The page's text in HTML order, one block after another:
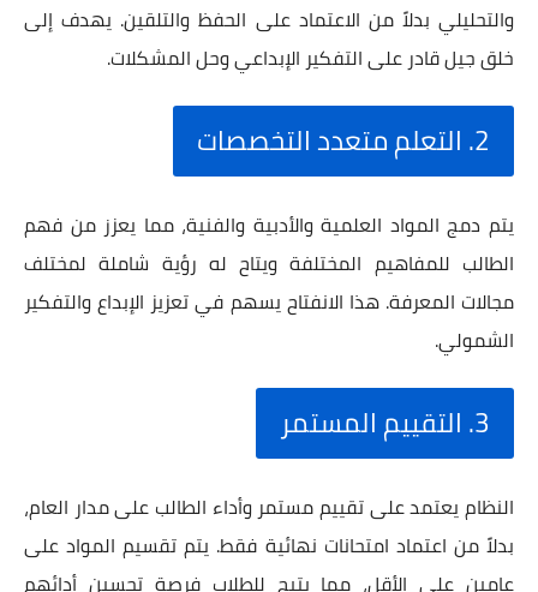
والتحليلي بدلاً من الاعتماد على الحفظ والتلقين. يهدف إلى
خلق جيل قادر على التفكير الإبداعي وحل المشكلات.
2. التعلم متعدد التخصصات
يتم دمج المواد العلمية والأدبية والفنية، مما يعزز من فهم
الطالب للمفاهيم المختلفة ويتاح له رؤية شاملة لمختلف
مجالات المعرفة. هذا الانفتاح يسهم في تعزيز الإبداع والتفكير
الشمولي.
3. التقييم المستمر
النظام يعتمد على تقييم مستمر وأداء الطالب على مدار العام،
بدلاً من اعتماد امتحانات نهائية فقط. يتم تقسيم المواد على
عامين على الأقل، مما يتيح للطلاب فرصة تحسين أدائهم